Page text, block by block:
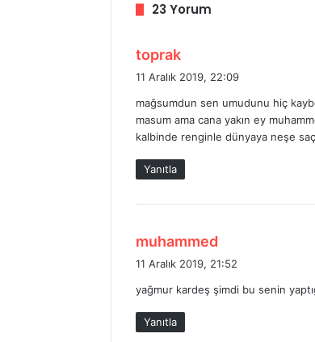
23 Yorum
toprak
e
i
k
i
:
11 Aralık 2019, 22:09
mağsumdun sen umudunu hiç
masum ama cana yakın ey
kalbinde renginle dünyaya neşe
Yanıtla
muhammed
e
i
11 Aralık 2019, 21:52
yağmur kardeş şimdi bu senin
Yanıtla